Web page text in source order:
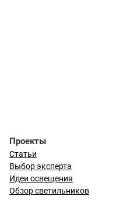
Проекты
Статьи
Выбор эксперта
Идеи освещения
Обзор светильников